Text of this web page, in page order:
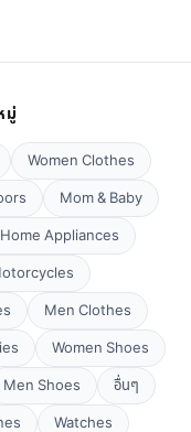
มู่
Women Clothes
Mom & Baby
Home Appliances
Men Clothes
Women Shoes
Men Shoes
อื่นๆ
Watches